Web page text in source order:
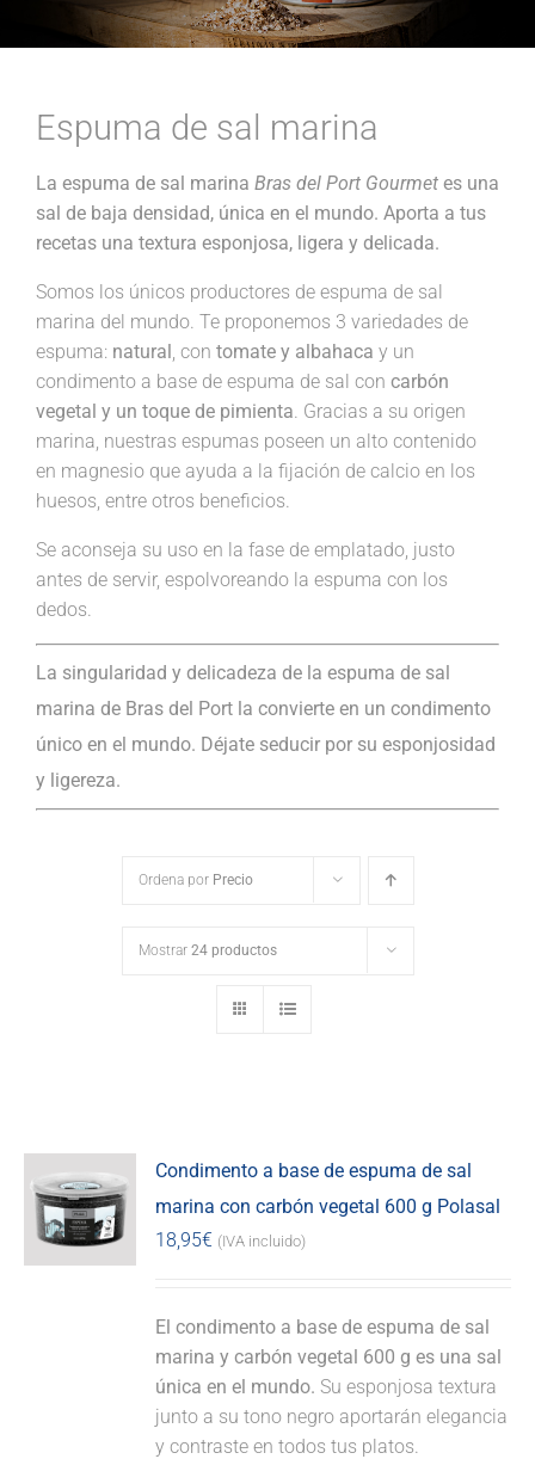
Espuma de sal marina
La espuma de sal marina Bras del Port Gourmet es una
sal de baja densidad, única en el mundo. Aporta a tus
recetas una textura esponjosa, ligera y delicada.
Somos los únicos productores de espuma de sal
marina del mundo. Te proponemos 3 variedades de
espuma: natural, con tomate y albahaca y un
condimento a base de espuma de sal con carbón
vegetal y un toque de pimienta. Gracias a su origen
marina, nuestras espumas poseen un alto contenido
en magnesio que ayuda a la fijación de calcio en los
huesos, entre otros beneficios.
Se aconseja su uso en la fase de emplatado, justo
antes de servir, espolvoreando la espuma con los
dedos.
La singularidad y delicadeza de la espuma de sal
marina de Bras del Port la convierte en un condimento
único en el mundo. Déjate seducir por su esponjosidad
y ligereza.
Ordena por Precio
Mostrar 24 productos
Condimento a base de espuma de sal
marina con carbón vegetal 600 g Polasal
18,95€ (IVA incluido)
El condimento a base de espuma de sal
marina y carbón vegetal 600 g es una sal
única en el mundo. Su esponjosa textura
junto a su tono negro aportarán elegancia
y contraste en todos tus platos.